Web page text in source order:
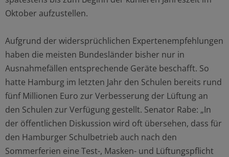
Oktober aufzustellen.
Aufgrund der widersprüchlichen Expertenempfehlungen
haben die meisten Bundesländer bisher nur in
Ausnahmefällen entsprechende Geräte beschafft. So
hatte Hamburg im letzten Jahr den Schulen bereits rund
fünf Millionen Euro zur Verbesserung der Lüftung an
den Schulen zur Verfügung gestellt. Senator Rabe: „In
der öffentlichen Diskussion wird oft übersehen, dass für
den Hamburger Schulbetrieb auch nach den
Sommerferien eine Test-, Masken- und Lüftungspflicht